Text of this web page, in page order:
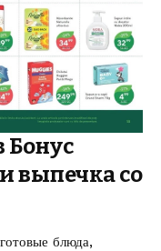
Бонус
выпечка со
блюда,